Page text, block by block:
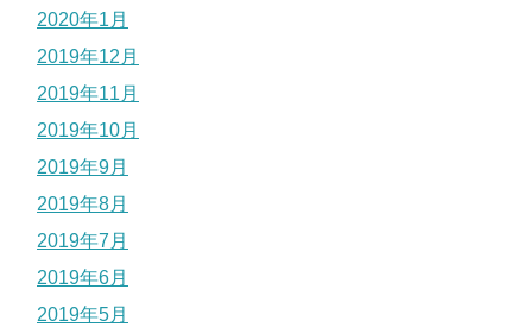
2020年1月
2019年12月
2019年11月
2019年10月
2019年9月
2019年8月
2019年7月
2019年6月
2019年5月